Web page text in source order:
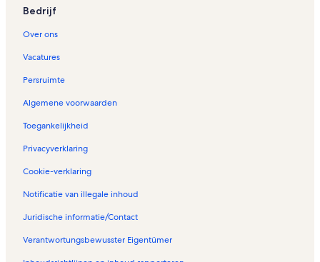
t
e
u
z
e
i
A
a
u
e
a
Bedrijf
Over ons
Vacatures
Persruimte
Algemene voorwaarden
Toegankelijkheid
Privacyverklaring
Cookie-verklaring
Notificatie van illegale inhoud
Juridische informatie/Contact
Verantwortungsbewusster Eigentümer